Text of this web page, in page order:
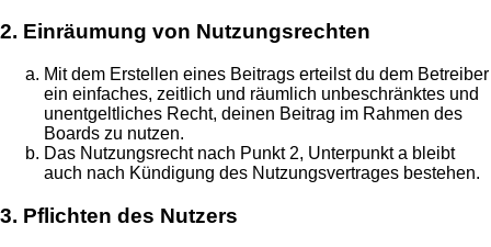
2. Einräumung von Nutzungsrechten
Mit dem Erstellen eines Beitrags erteilst du dem Betreiber
ein einfaches, zeitlich und räumlich unbeschränktes und
unentgeltliches Recht, deinen Beitrag im Rahmen des
Boards zu nutzen.
Das Nutzungsrecht nach Punkt 2, Unterpunkt a bleibt
auch nach Kündigung des Nutzungsvertrages bestehen.
3. Pflichten des Nutzers